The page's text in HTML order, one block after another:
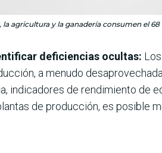
la agricultura y la ganadería consumen el
deficiencias ocultas:
a menudo
indicadores de rendimiento de
de producción, es posible